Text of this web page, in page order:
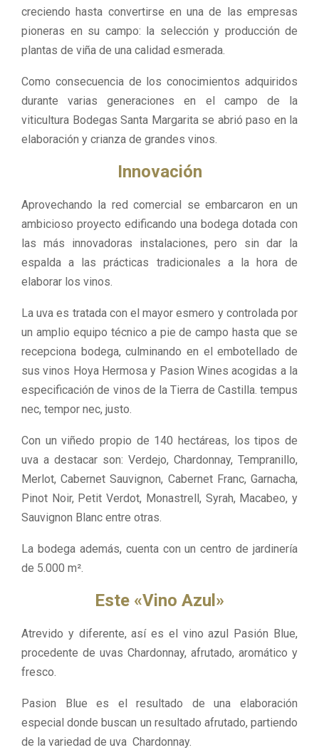
creciendo hasta convertirse en una de las empresas
pioneras en su campo: la selección y producción de
plantas de viña de una calidad esmerada.
Como consecuencia de los conocimientos adquiridos
durante varias generaciones en el campo de la
viticultura Bodegas Santa Margarita se abrió paso en la
elaboración y crianza de grandes vinos.
Innovación
Aprovechando la red comercial se embarcaron en un
ambicioso proyecto edificando una bodega dotada con
las más innovadoras instalaciones, pero sin dar la
espalda a las prácticas tradicionales a la hora de
elaborar los vinos.
La uva es tratada con el mayor esmero y controlada por
un amplio equipo técnico a pie de campo hasta que se
recepciona bodega, culminando en el embotellado de
sus vinos Hoya Hermosa y Pasion Wines acogidas a la
especificación de vinos de la Tierra de Castilla. tempus
nec, tempor nec, justo.
Con un viñedo propio de 140 hectáreas, los tipos de
uva a destacar son: Verdejo, Chardonnay, Tempranillo,
Merlot, Cabernet Sauvignon, Cabernet Franc, Garnacha,
Pinot Noir, Petit Verdot, Monastrell, Syrah, Macabeo, y
Sauvignon Blanc entre otras.
La bodega además, cuenta con un centro de jardinería
de 5.000 m².
Este «Vino Azul»
Atrevido y diferente, así es el vino azul Pasión Blue,
procedente de uvas Chardonnay, afrutado, aromático y
fresco.
Pasion Blue es el resultado de una elaboración
especial donde buscan un resultado afrutado, partiendo
de la variedad de uva Chardonnay.